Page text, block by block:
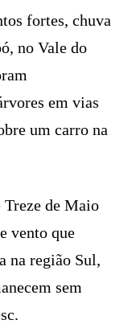
fortes, chuva
no Vale do
em vias
um carro na
de Maio
vento que
na região Sul,
sem